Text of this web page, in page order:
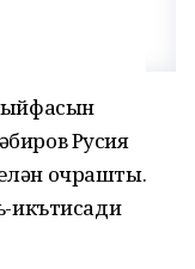
Русия
очрашты.
икътисади